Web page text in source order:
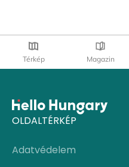
Térkép Magazin
OLDALTÉRKÉP
Adatvédelem